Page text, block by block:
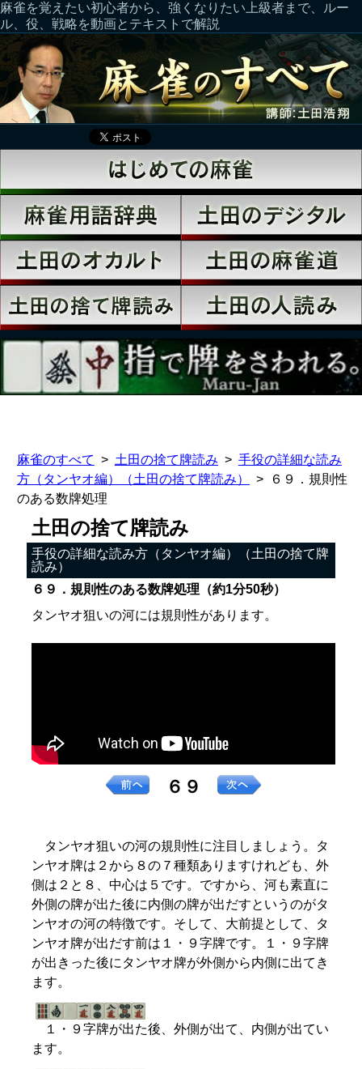
麻雀を覚えたい初心者から、強くなりたい上級者まで、ルー
ル、役、戦略を動画とテキストで解説
麻雀のすべて 土田の捨て牌読み
手役の詳細な読み
方（タンヤオ編）（土田の捨て牌読み）
６９．規則性
のある数牌処理
土田の捨て牌読み
手役の詳細な読み方（タンヤオ編）（土田の捨て牌
読み）
６９．規則性のある数牌処理（約1分50秒）
タンヤオ狙いの河には規則性があります。
６９
タンヤオ狙いの河の規則性に注目しましょう。タ
ンヤオ牌は２から８の７種類ありますけれども、外
側は２と８、中心は５です。ですから、河も素直に
外側の牌が出た後に内側の牌が出だすというのがタ
ンヤオの河の特徴です。そして、大前提として、タ
ンヤオ牌が出だす前は１・９字牌です。１・９字牌
が出きった後にタンヤオ牌が外側から内側に出てき
ます。
１・９字牌が出た後、外側が出て、内側が出てい
ます。